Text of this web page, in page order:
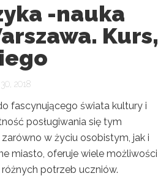
-nauka
Kurs,
2018
fascynującego świata kultury i
posługiwania się tym
w życiu osobistym, jak i
miasto, oferuje wiele możliwości
potrzeb uczniów.